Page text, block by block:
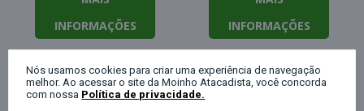
INFORMAÇÕES
INFORMAÇÕES
QUEM COMPROU ESTE PRODUTO,
Nós usamos cookies para criar uma experiência de navegação
melhor. Ao acessar o site da Moinho Atacadista, você concorda
com nossa Política de privacidade.